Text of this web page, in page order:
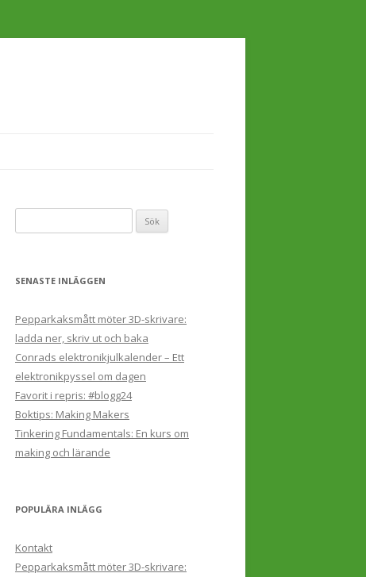
efter:
SENASTE INLÄGGEN
Pepparkaksmått möter 3D-skrivare:
ladda ner, skriv ut och baka
Conrads elektronikjulkalender – Ett
elektronikpyssel om dagen
Favorit i repris: #blogg24
Boktips: Making Makers
Tinkering Fundamentals: En kurs om
making och lärande
POPULÄRA INLÄGG
Kontakt
Pepparkaksmått möter 3D-skrivare: